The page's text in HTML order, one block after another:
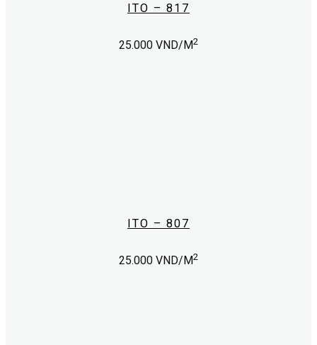
ITO – 817
25.000 VND/M2
ITO – 807
25.000 VND/M2